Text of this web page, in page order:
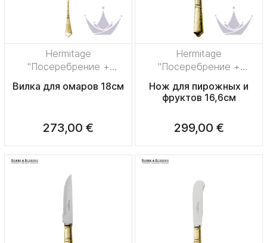
Hermitage
"Посеребрение +
сплошная позолота"
Вилка для омаров 18см
273,00 €
Hermitage
"Посеребрение +
сплошная позолота"
Нож для пирожных и
фруктов 16,6см
299,00 €